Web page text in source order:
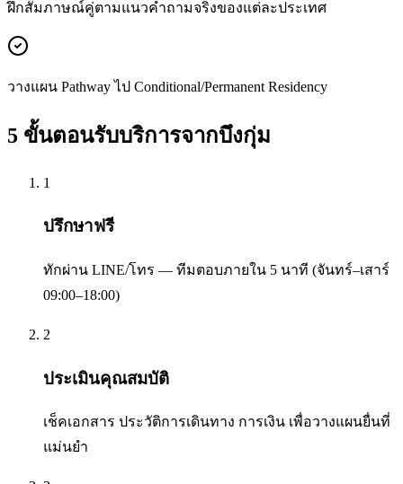
ฝึกสัมภาษณ์คู่ตามแนวคำถามจริงของแต่ละประเทศ
วางแผน Pathway ไป Conditional/Permanent Residency
5 ขั้นตอนรับบริการจากบึงกุ่ม
1
ปรึกษาฟรี
ทักผ่าน LINE/โทร — ทีมตอบภายใน 5 นาที (จันทร์–เสาร์
09:00–18:00)
2
ประเมินคุณสมบัติ
เช็คเอกสาร ประวัติการเดินทาง การเงิน เพื่อวางแผนยื่นที่
แม่นยำ